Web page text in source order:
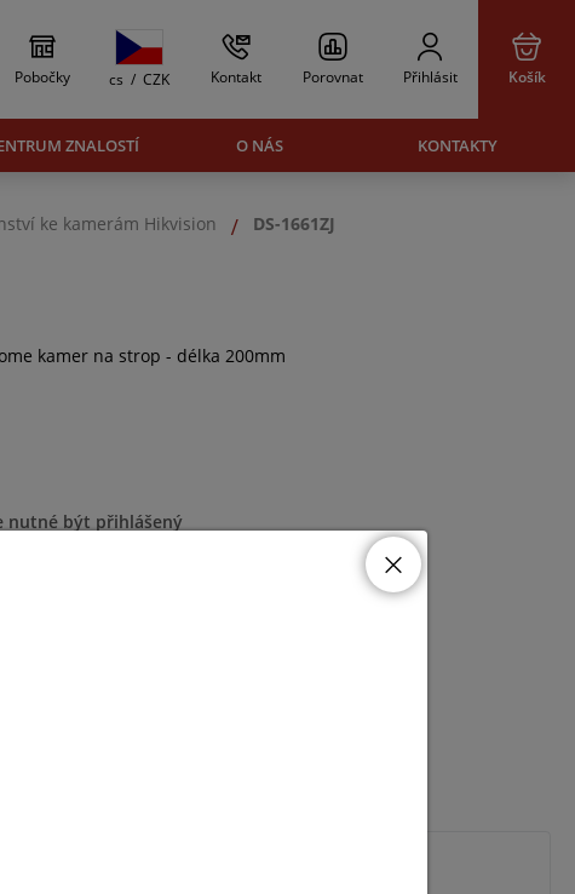
Pobočky cs / CZK Kontakt Porovnat Přihlásit Košík
ZNALOSTÍ O NÁS KONTAKTY
ke kamerám Hikvision DS-1661ZJ
kamer na strop - délka 200mm
nutné být přihlášený
600g